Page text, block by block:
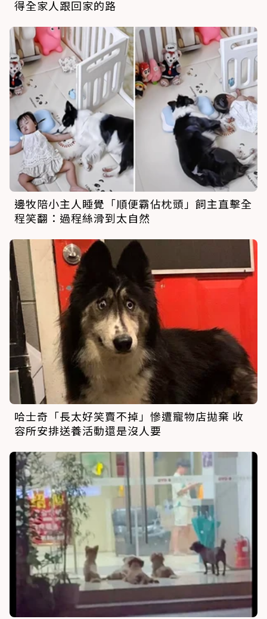
得全家人跟回家的路
邊牧陪小主人睡覺「順便霸佔枕頭」飼主直擊全
程笑翻：過程絲滑到太自然
哈士奇「長太好笑賣不掉」慘遭寵物店拋棄 收
容所安排送養活動還是沒人要